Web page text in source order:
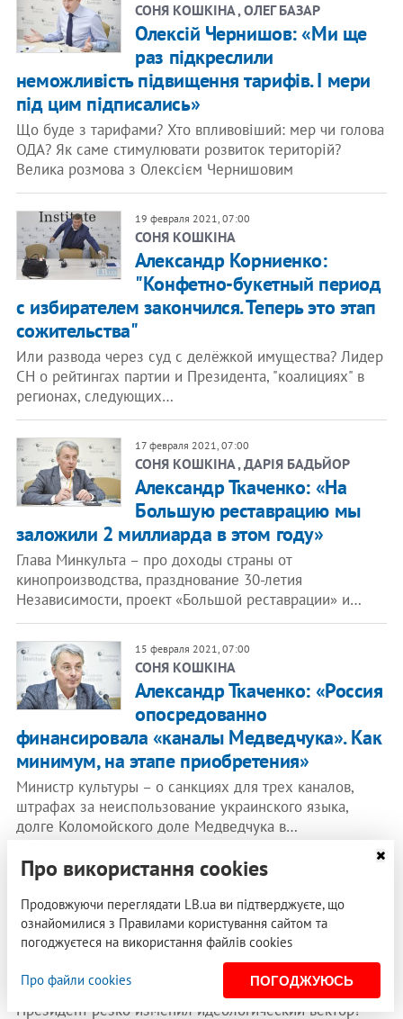
СОНЯ КОШКІНА , ОЛЕГ БАЗАР
Олексій Чернишов: «Ми ще
раз підкреслили
неможливість підвищення тарифів. І мери
під цим підписались»
Що буде з тарифами? Хто впливовіший: мер чи голова
ОДА? Як саме стимулювати розвиток територій?
Велика розмова з Олексієм Чернишовим
19 февраля 2021, 07:00
СОНЯ КОШКІНА
Александр Корниенко:
"Конфетно-букетный период
с избирателем закончился. Теперь это этап
сожительства"
Или развода через суд с делёжкой имущества? Лидер
СН о рейтингах партии и Президента, "коалициях" в
регионах, следующих…
17 февраля 2021, 07:00
СОНЯ КОШКІНА , ДАРІЯ БАДЬЙОР
Александр Ткаченко: «На
Большую реставрацию мы
заложили 2 миллиарда в этом году»
Глава Минкульта – про доходы страны от
кинопроизводства, празднование 30-летия
Независимости, проект «Большой реставрации» и…
15 февраля 2021, 07:00
СОНЯ КОШКІНА
​Александр Ткаченко: «Россия
опосредованно
финансировала «каналы Медведчука». Как
минимум, на этапе приобретения»
Министр культуры – о санкциях для трех каналов,
штрафах за неиспользование украинского языка,
долге Коломойского доле Медведчука в…
12 февраля 2021, 12:00
Полураспад «Слуги народа»,
«партия Разумкова» и новый
Кто из лидеров СН хочет с ней порвать? Почему
Президент резко изменил идеологический вектор?
Про використання cookies
Продовжуючи переглядати LB.ua ви підтверджуєте, що
ознайомилися з Правилами користування сайтом та
погоджуєтеся на використання файлів cookies
Про файли cookies ПОГОДЖУЮСЬ